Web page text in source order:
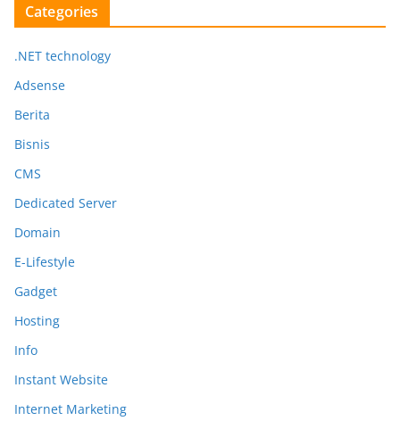
Categories
.NET technology
Adsense
Berita
Bisnis
CMS
Dedicated Server
Domain
E-Lifestyle
Gadget
Hosting
Info
Instant Website
Internet Marketing